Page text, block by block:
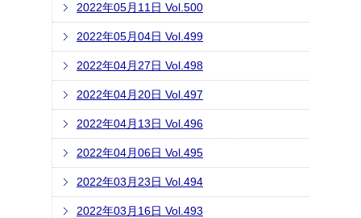
2022年05月11日 Vol.500
2022年05月04日 Vol.499
2022年04月27日 Vol.498
2022年04月20日 Vol.497
2022年04月13日 Vol.496
2022年04月06日 Vol.495
2022年03月23日 Vol.494
2022年03月16日 Vol.493